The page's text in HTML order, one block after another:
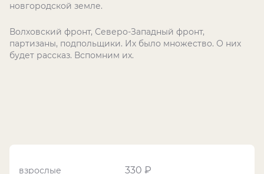
новгородской земле.
Волховский фронт, Северо-Западный фронт,
партизаны, подпольщики. Их было множество. О них
будет рассказ. Вспомним их.
взрослые 330 ₽